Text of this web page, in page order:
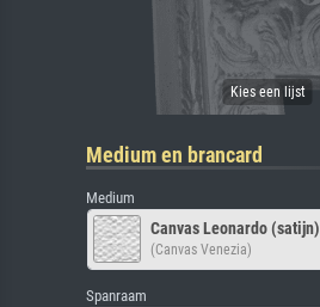
Medium en brancard
Medium
Canvas Leonardo (satijn)
(Canvas Venezia)
Spanraam